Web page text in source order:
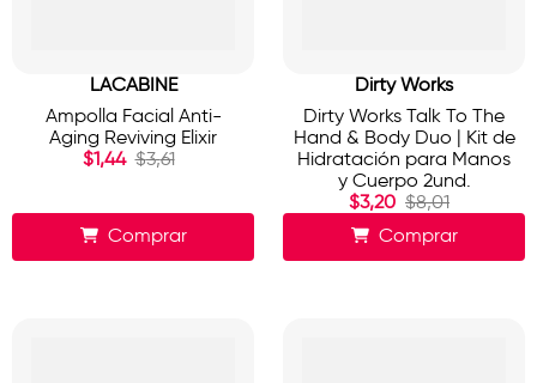
LACABINE
Ampolla Facial Anti-
Aging Reviving Elixir
$1,44 $3,61
Comprar
Dirty Works
Dirty Works Talk To The
Hand & Body Duo | Kit de
Hidratación para Manos
y Cuerpo 2und.
$3,20 $8,01
Comprar